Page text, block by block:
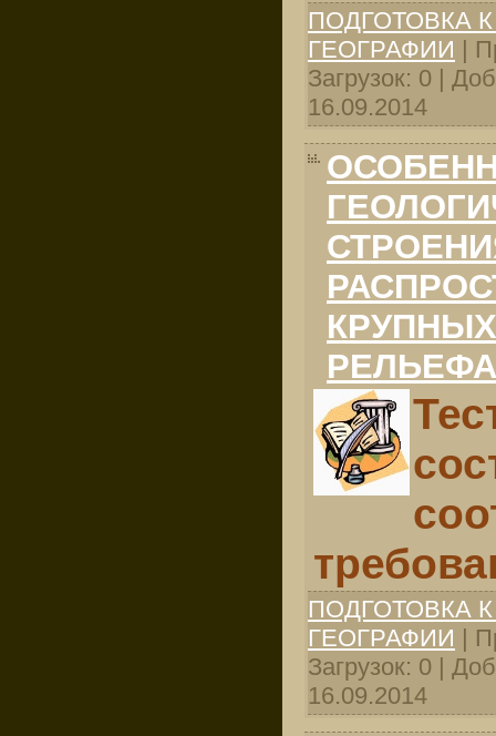
ПОДГОТОВКА
ГЕОГРАФИИ |
Загрузок: 0 |
16.09.2014
ПОДГОТОВКА
ГЕОГРАФИИ |
Загрузок: 0 |
16.09.2014